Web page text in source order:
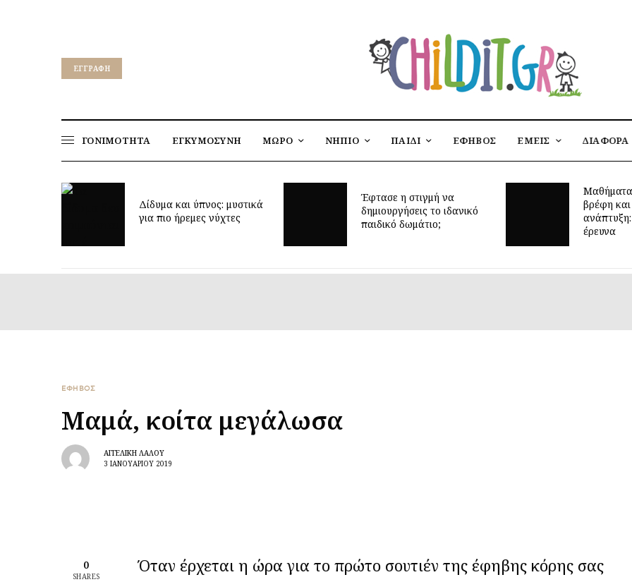
EΓΓΡΑΦΉ
ΓΟΝΙΜΟΤΗΤΑ ΕΓΚΥΜΟΣΥΝΗ ΜΩΡΟ ΝΗΠΙΟ ΠΑΙΔΙ ΕΦΗΒΟΣ ΕΜΕΙΣ ΔΙΑΦΟΡΑ
Δίδυμα και ύπνος: μυστικά
για πιο ήρεμες νύχτες
Έφτασε η στιγμή να
δημιουργήσεις το ιδανικό
παιδικό δωμάτιο;
βρέφη και
ανάπτυξη:
έρευνα
ΕΦΗΒΟΣ
Μαμά, κοίτα μεγάλωσα
ΑΓΓΕΛΙΚΉ ΛΆΛΟΥ
3 ΙΑΝΟΥΑΡΊΟΥ 2019
0
SHARES
Όταν έρχεται η ώρα για το πρώτο σουτιέν της έφηβης κόρης σας